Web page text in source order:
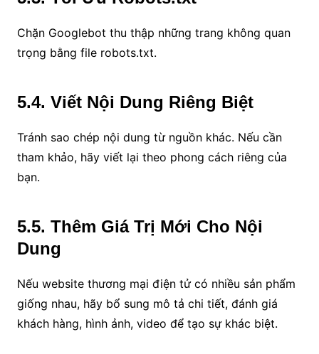
Chặn Googlebot thu thập những trang không quan
trọng bằng file robots.txt.
5.4. Viết Nội Dung Riêng Biệt
Tránh sao chép nội dung từ nguồn khác. Nếu cần
tham khảo, hãy viết lại theo phong cách riêng của
bạn.
5.5. Thêm Giá Trị Mới Cho Nội
Dung
Nếu website thương mại điện tử có nhiều sản phẩm
giống nhau, hãy bổ sung mô tả chi tiết, đánh giá
khách hàng, hình ảnh, video để tạo sự khác biệt.